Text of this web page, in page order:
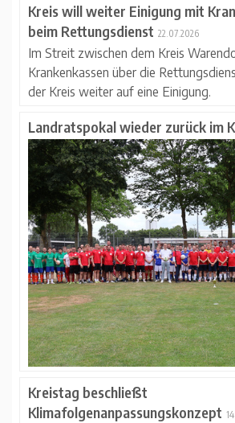
Kreis will weiter Einigung mit
beim Rettungsdienst 22.07.2026
Im Streit zwischen dem Kreis
Krankenkassen über die
der Kreis weiter auf eine Einigung.
Landratspokal wieder zurück im
Kreistag beschließt
Klimafolgenanpassungskonzept